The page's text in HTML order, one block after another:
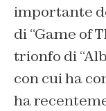
importante
di “Game of
trionfo di
con cui ha
ha